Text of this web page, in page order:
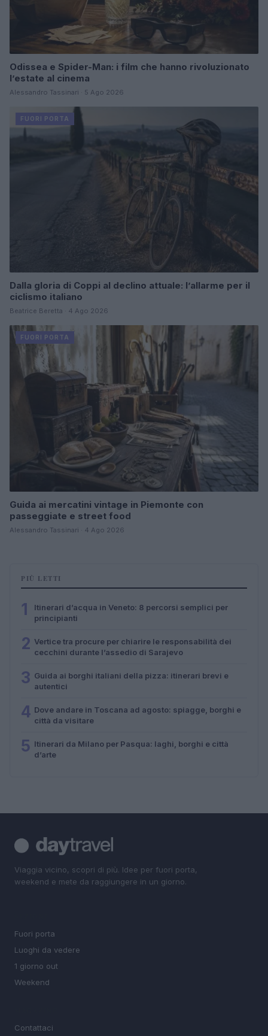
Odissea e Spider-Man: i film che hanno rivoluzionato
l’estate al cinema
Alessandro Tassinari · 5 Ago 2026
FUORI PORTA
Dalla gloria di Coppi al declino attuale: l’allarme per il
ciclismo italiano
Beatrice Beretta · 4 Ago 2026
FUORI PORTA
Guida ai mercatini vintage in Piemonte con
passeggiate e street food
Alessandro Tassinari · 4 Ago 2026
PIÙ LETTI
1
Itinerari d’acqua in Veneto: 8 percorsi semplici per
principianti
2 Vertice tra procure per chiarire le responsabilità dei
cecchini durante l’assedio di Sarajevo
3 Guida ai borghi italiani della pizza: itinerari brevi e
autentici
4 Dove andare in Toscana ad agosto: spiagge, borghi e
città da visitare
5 Itinerari da Milano per Pasqua: laghi, borghi e città
d’arte
Viaggia vicino, scopri di più. Idee per fuori porta,
weekend e mete da raggiungere in un giorno.
Fuori porta
Luoghi da vedere
1 giorno out
Weekend
Contattaci